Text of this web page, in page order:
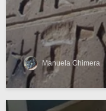
Manuela Chimera